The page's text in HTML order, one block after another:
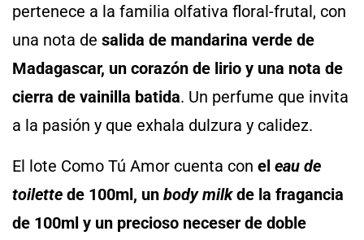
pertenece a la familia olfativa floral-frutal, con
una nota de salida de mandarina verde de
Madagascar, un corazón de lirio y una nota de
cierra de vainilla batida. Un perfume que invita
a la pasión y que exhala dulzura y calidez.
El lote Como Tú Amor cuenta con el eau de
toilette de 100ml, un body milkde la fragancia
de 100ml y un precioso neceser de doble